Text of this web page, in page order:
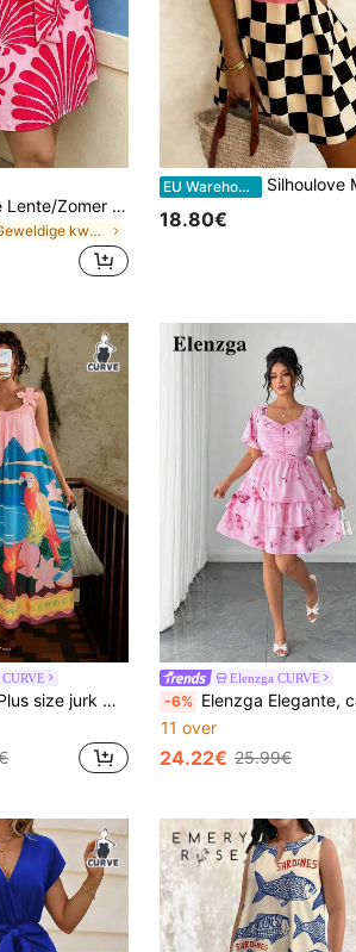
Dames Plus Size Lente/Zomer Vakantie Asymmetrische Hals Getailleerde Taille Effen Kleur Grote Bloemenprint Korte Jurk
in Geweldige kwaliteit Grote maten Jurken
EU Warehouse Silhoulove Mouwloze casual jurk met ruitjesprint
18.80€
strikceintuur, met 3D-bloemenversiering, casual feestjurk
Elenzga CURVE
-6% Elenzga Elegante, casual zomerjurk voor dames met een maatje meer, minimalistisch model met vierkante hals, ruchesmouwen en
11 over
24.22€ 25.99€